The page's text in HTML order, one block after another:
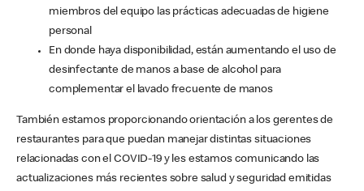
miembros del equipo las prácticas adecuadas de higiene
personal
En donde haya disponibilidad, están aumentando el uso de
desinfectante de manos a base de alcohol para
complementar el lavado frecuente de manos
También estamos proporcionando orientación a los gerentes de
restaurantes para que puedan manejar distintas situaciones
relacionadas con el COVID-19 y les estamos comunicando las
actualizaciones más recientes sobre salud y seguridad emitidas